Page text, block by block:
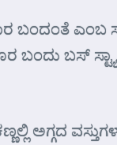
ಎಂಬ
ಬಂದು ಬಸ್